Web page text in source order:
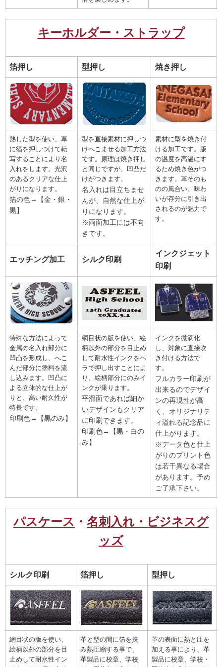
キーホルダー・ストラップ
箔押し 型押し 焼き押し
熱した型を使い、革
に箔を押しつけて転
写することにより名
入れをします。光沢
のあるクリアな仕上
がりになります。
箔の色→【金・銀・
黒】
型を直接素材に押しつ
けへこませる加工方法
です。原理は焼き押し
と同じですが、凹凸だ
けがつきます。
名入れは目立ちませ
んが、自然な仕上が
りになります。
※両面加工には不向
きです。
素材に型を焼き付
ける加工です。版
の温度を高温にす
るため焼き色がつ
きます。革そのも
のの風合い、味わ
いが存分に引き出
されるのが魅力で
す。
エッチング加工 シルク印刷
インクジェット
印刷
特殊な方法によって
金属の名入れ部分に
凹凸を形成し、へこ
んだ部分に塗料を流
し込みます。凹凸に
よる立体的な仕上が
りと、高い耐久性が
特長です。
印刷色→【黒のみ】
網目状の版を使い、絵
柄以外の部分を目止め
して耐水性インクをヘ
ラで押し出すことによ
り、絵柄部分にのみイ
ンクが乗ります。
平滑面であれば細か
いデザインもクリア
に印刷できます。
印刷色→【黒・白の
み】
インクを微滴化
し、対象に直接吹
き付ける方法で
す。
フルカラー印刷が
出来るのでデザイ
ンの再現性が高
く、オリジナリテ
ィ溢れる記念品に
仕上がります。
※データ色と仕上
がりのプリント色
は若干異なる場合
があります。予め
ご了承下さい。
パスケース ・ 名刺入れ・ビジネスグ
ッズ
シルク印刷 箔押し 型押し
網目状の版を使い、
絵柄以外の部分を目
止めして耐水性イン
革と型の間に箔を挟
み熱圧縮する事で、
革製品に校章、学校
革の表面に熱と圧を
加える事により、革
製品に校章、学校・